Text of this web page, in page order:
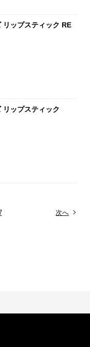
リップスティック RE
リップスティック
次へ